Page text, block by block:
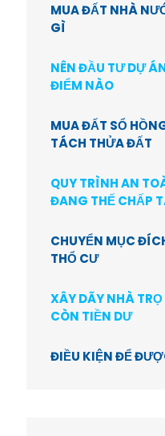
MUA ĐẤT NHÀ
GÌ
NÊN ĐẦU TƯ DỰ
ĐIỂM NÀO
MUA ĐẤT SỔ
TÁCH THỬA ĐẤT
QUY TRÌNH AN
ĐANG THẾ CHẤP
CHUYỂN MỤC
THỔ CƯ
XÂY DÃY NHÀ
CÒN TIỀN DƯ
ĐIỀU KIỆN ĐỂ